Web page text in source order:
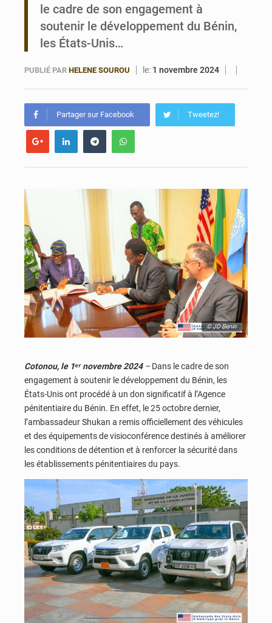
le cadre de son engagement à
soutenir le développement du Bénin,
les États-Unis…
PUBLIÉ PAR HELENE SOUROU le: 1 novembre 2024
Partager sur Facebook Tweetez!
© JD Benin
Cotonou, le 1ᵉʳ novembre 2024–Dans le cadre de son
engagement à soutenir le développement du Bénin, les
États-Unis ont procédé à un don significatif à l’Agence
pénitentiaire du Bénin. En effet, le 25 octobre dernier,
l’ambassadeur Shukan a remis officiellement des véhicules
et des équipements de visioconférence destinés à améliorer
les conditions de détention et à renforcer la sécurité dans
les établissements pénitentiaires du pays.